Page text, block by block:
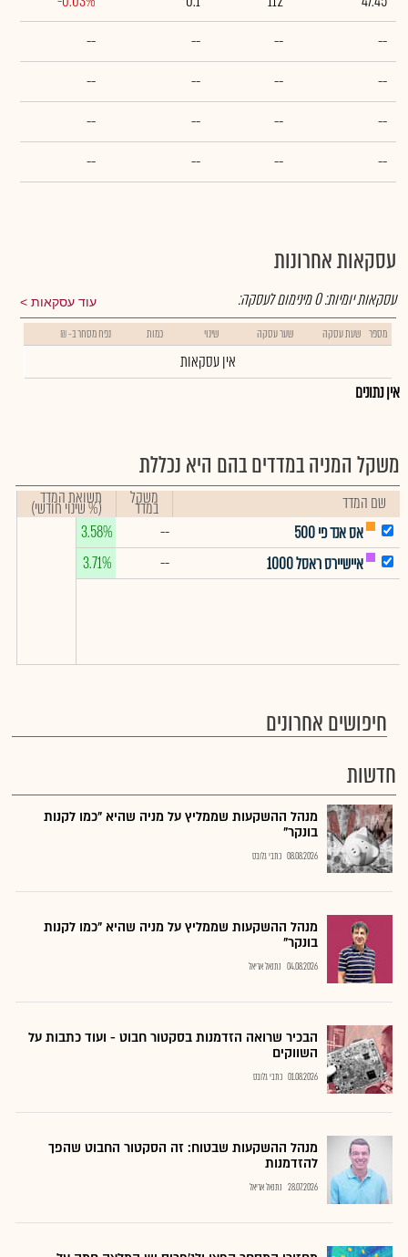
--
--
--
--
--
--
--
--
--
--
--
--
--
--
--
--
עסקאות אחרונות
עוד עסקאות עסקאות יומיות:0מינימום לעסקה:
מספר שעת עסקה שער עסקה שינוי כמות נפח מסחר ב- ₪
אין עסקאות
אין נתונים
משקל המניה במדדים בהם היא נכללת
שם המדד משקל
במדד תשואת המדד
(% שינוי חודשי)
אס אנד פי 500
--
3.58%
איישיירס ראסל 1000
--
3.71%
חיפושים אחרונים
חדשות
מנהל ההשקעות שממליץ על מניה שהיא "כמו לקנות
בונקר"
08.08.2026 כתבי גלובס
מנהל ההשקעות שממליץ על מניה שהיא "כמו לקנות
בונקר"
04.08.2026 נתנאל אריאל
הבכיר שרואה הזדמנות בסקטור חבוט - ועוד כתבות על
השווקים
01.08.2026 כתבי גלובס
מנהל ההשקעות שבטוח: זה הסקטור החבוט שהפך
להזדמנות
28.07.2026 נתנאל אריאל